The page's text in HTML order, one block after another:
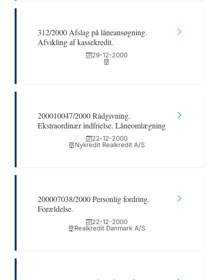
312/2000 Afslag på låneansøgning.
Afvikling af kassekredit.
29-12-2000
200010047/2000 Rådgivning.
Ekstraordinær indfrielse. Låneomlægning
22-12-2000
Nykredit Realkredit A/S
200007038/2000 Personlig fordring.
Forældelse.
22-12-2000
Realkredit Danmark A/S